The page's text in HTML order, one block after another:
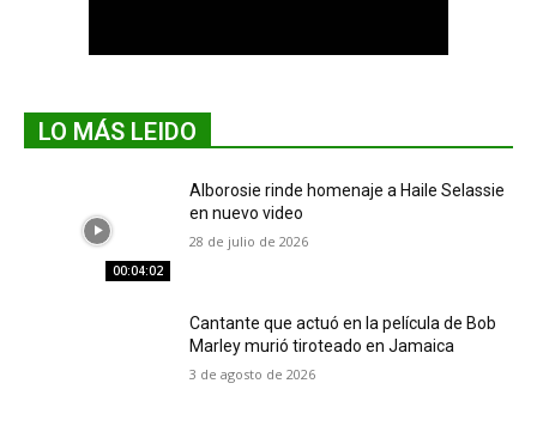
LO MÁS LEIDO
00:04:02
Alborosie rinde homenaje a Haile Selassie
en nuevo video
28 de julio de 2026
Cantante que actuó en la película de Bob
Marley murió tiroteado en Jamaica
3 de agosto de 2026